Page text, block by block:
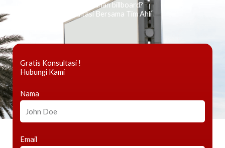
Ingin tahu tentang periklanan billboard?
Kami Berikan Konsultasi Bersama Tim Ahli
Gratis Konsultasi !
Hubungi Kami
Nama
Email